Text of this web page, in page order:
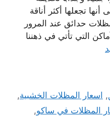
أنها تجعلها أكثر أناقة
حدائق عند المرور
التي تأتي في ذهننا
, اسعار المظلات الخشبية,
المظلات في ساكو,